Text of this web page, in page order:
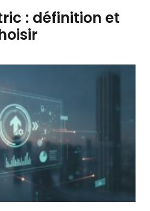
: définition et